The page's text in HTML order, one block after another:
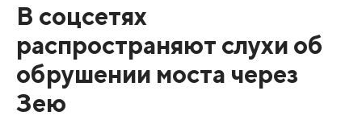
В соцсетях
распространяют слухи об
обрушении моста через
Зею